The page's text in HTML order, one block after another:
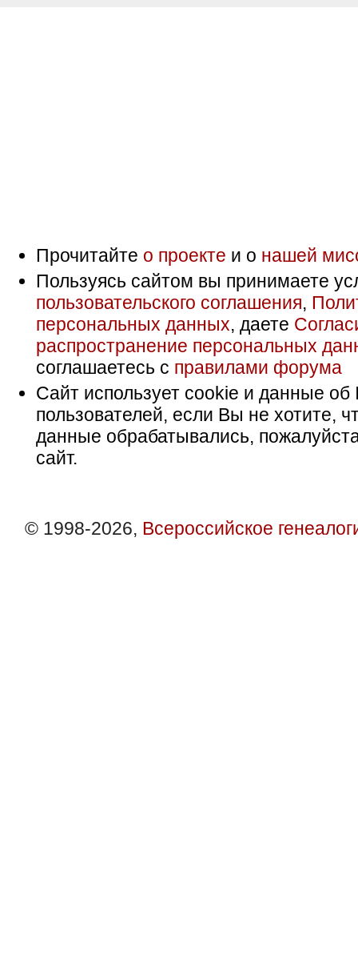
Прочитайте о проекте и о нашей
Пользуясь сайтом вы принимаете
пользовательского соглашения,
персональных данных, даете
распространение персональных
соглашаетесь с правилами форума
Сайт использует cookie и данные об
пользователей, если Вы не хотите,
данные обрабатывались,
сайт.
© 1998-2026, Всероссийское